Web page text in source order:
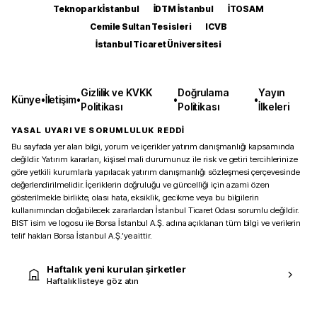
Teknopark İstanbul
İDTM İstanbul
İTOSAM
Cemile Sultan Tesisleri
ICVB
İstanbul Ticaret Üniversitesi
Künye•İletişim•
Gizlilik ve KVKK
Politikası
•
Doğrulama
Politikası
•
Yayın
İlkeleri
YASAL UYARI VE SORUMLULUK REDDİ
Bu sayfada yer alan bilgi, yorum ve içerikler yatırım danışmanlığı kapsamında
değildir. Yatırım kararları, kişisel mali durumunuz ile risk ve getiri tercihlerinize
göre yetkili kurumlarla yapılacak yatırım danışmanlığı sözleşmesi çerçevesinde
değerlendirilmelidir. İçeriklerin doğruluğu ve güncelliği için azami özen
gösterilmekle birlikte, olası hata, eksiklik, gecikme veya bu bilgilerin
kullanımından doğabilecek zararlardan İstanbul Ticaret Odası sorumlu değildir.
BIST isim ve logosu ile Borsa İstanbul A.Ş. adına açıklanan tüm bilgi ve verilerin
telif hakları Borsa İstanbul A.Ş.’ye aittir.
Haftalık yeni kurulan şirketler
Haftalık listeye göz atın